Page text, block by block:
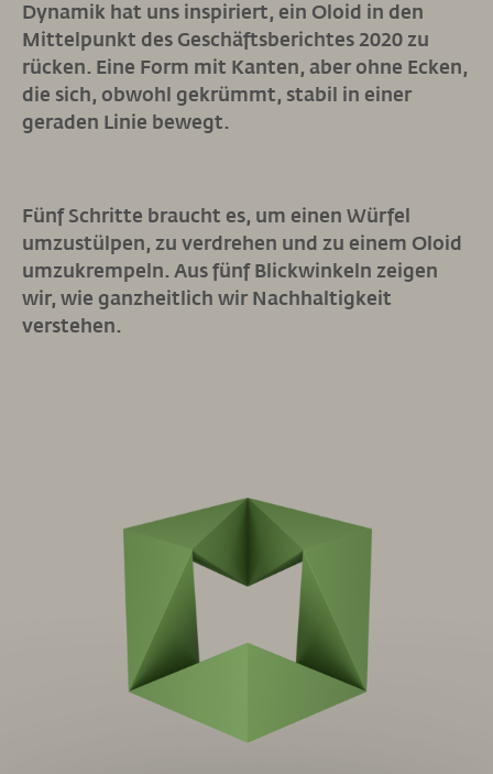
Dynamik hat uns inspiriert, ein Oloid in den
Mittelpunkt des Geschäftsberichtes 2020 zu
rücken. Eine Form mit Kanten, aber ohne Ecken,
die sich, obwohl gekrümmt, stabil in einer
geraden Linie bewegt.
Fünf Schritte braucht es, um einen Würfel
umzustülpen, zu verdrehen und zu einem Oloid
umzukrempeln. Aus fünf Blickwinkeln zeigen
wir, wie ganzheitlich wir Nachhaltigkeit
verstehen.